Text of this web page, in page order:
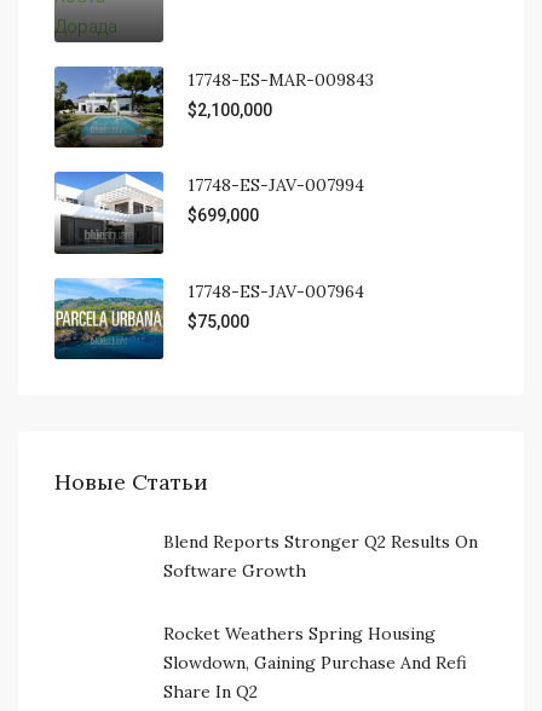
17748-ES-MAR-009843
$2,100,000
17748-ES-JAV-007994
$699,000
17748-ES-JAV-007964
$75,000
Новые Статьи
Blend Reports Stronger Q2 Results On
Software Growth
Rocket Weathers Spring Housing
Slowdown, Gaining Purchase And Refi
Share In Q2